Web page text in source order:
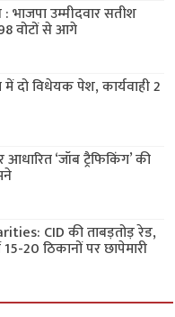
भाजपा उम्मीदवार सतीश
वोटों से आगे
दो विधेयक पेश, कार्यवाही 2
‘जॉब ट्रैफिकिंग’ की
CID की ताबड़तोड़ रेड,
20 ठिकानों पर छापेमारी